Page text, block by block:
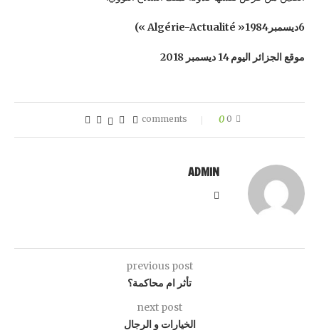
6ديسمبر1984 « Algérie-Actualité »)
موقع الجزائر اليوم 14 ديسمبر 2018
0 comments
0
ADMIN
previous post
تأثر ام محاكمة؟
next post
الخيارات و الرجال